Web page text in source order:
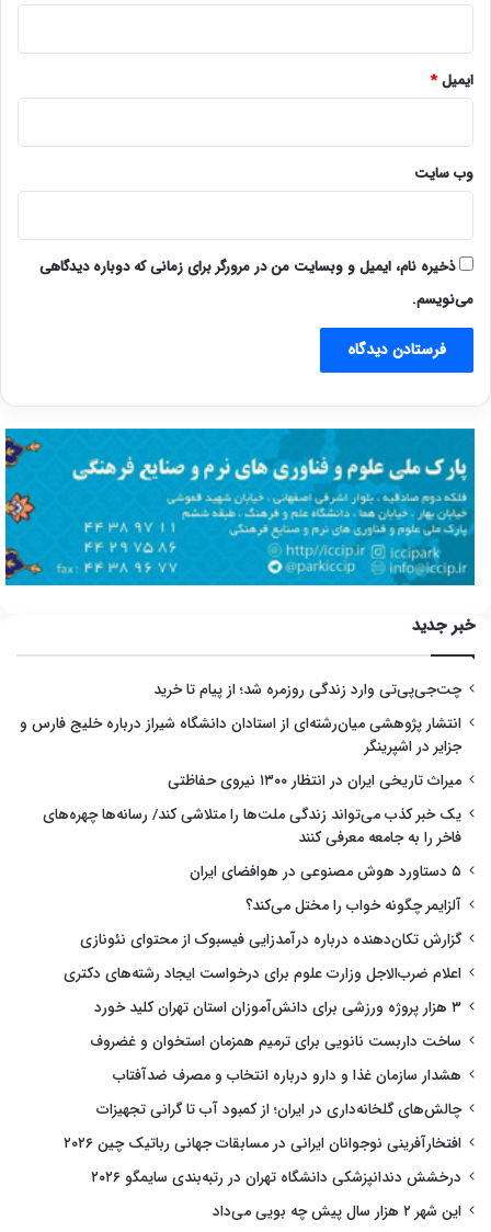
ایمیل*
وب‌ سایت
ذخیره نام، ایمیل و وبسایت من در مرورگر برای زمانی که دوباره دیدگاهی
می‌نویسم.
خبر جدید
چت‌جی‌پی‌تی وارد زندگی روزمره شد؛ از پیام تا خرید
انتشار پژوهشی میان‌رشته‌ای از استادان دانشگاه شیراز درباره خلیج فارس و
جزایر در اشپرینگر
میراث تاریخی ایران در انتظار ۱۳۰۰ نیروی حفاظتی
یک خبر کذب می‌تواند زندگی ملت‌ها را متلاشی کند/ رسانه‌ها چهره‌های
فاخر را به جامعه معرفی کنند
۵ دستاورد هوش مصنوعی در هوافضای ایران
آلزایمر چگونه خواب را مختل می‌کند؟
گزارش تکان‌دهنده درباره درآمدزایی فیسبوک از محتوای نئونازی
اعلام ضرب‌الاجل وزارت علوم برای درخواست ایجاد رشته‌های دکتری
۳ هزار پروژه ورزشی برای دانش‌آموزان استان تهران کلید خورد
ساخت داربست نانویی برای ترمیم همزمان استخوان و غضروف
هشدار سازمان غذا و دارو درباره انتخاب و مصرف ضدآفتاب
چالش‌های گلخانه‌داری در ایران؛ از کمبود آب تا گرانی تجهیزات
افتخارآفرینی نوجوانان ایرانی در مسابقات جهانی رباتیک چین ۲۰۲۶
درخشش دندانپزشکی دانشگاه تهران در رتبه‌بندی سایمگو ۲۰۲۶
این شهر ۲ هزار سال پیش چه بویی می‌داد